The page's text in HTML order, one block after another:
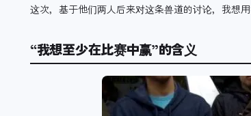
这次，基于他们两人后来对这条兽道的讨论，我想
“我想至少在比赛中赢”的含义